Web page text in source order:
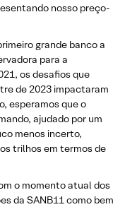
nosso preço-
grande banco a
para a
os desafios que
de 2023 impactaram
esperamos que o
ajudado por um
menos incerto,
trilhos em termos de
o momento atual dos
da SANB11 como bem